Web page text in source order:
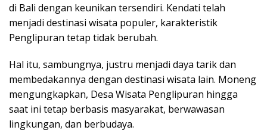
di Bali dengan keunikan tersendiri. Kendati telah
menjadi destinasi wisata populer, karakteristik
Penglipuran tetap tidak berubah.
Hal itu, sambungnya, justru menjadi daya tarik dan
membedakannya dengan destinasi wisata lain. Moneng
mengungkapkan, Desa Wisata Penglipuran hingga
saat ini tetap berbasis masyarakat, berwawasan
lingkungan, dan berbudaya.